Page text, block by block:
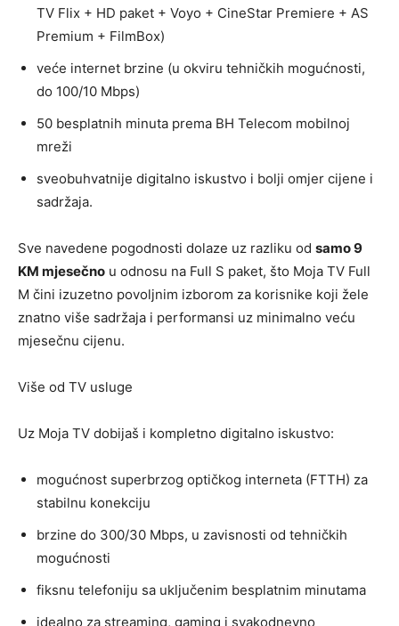
TV Flix + HD paket + Voyo + CineStar Premiere + AS
Premium + FilmBox)
veće internet brzine (u okviru tehničkih mogućnosti,
do 100/10 Mbps)
50 besplatnih minuta prema BH Telecom mobilnoj
mreži
sveobuhvatnije digitalno iskustvo i bolji omjer cijene i
sadržaja.
Sve navedene pogodnosti dolaze uz razliku od samo 9
KM mjesečno u odnosu na Full S paket, što Moja TV Full
M čini izuzetno povoljnim izborom za korisnike koji žele
znatno više sadržaja i performansi uz minimalno veću
mjesečnu cijenu.
Više od TV usluge
Uz Moja TV dobijaš i kompletno digitalno iskustvo:
mogućnost superbrzog optičkog interneta (FTTH) za
stabilnu konekciju
brzine do 300/30 Mbps, u zavisnosti od tehničkih
mogućnosti
fiksnu telefoniju sa uključenim besplatnim minutama
idealno za streaming, gaming i svakodnevno